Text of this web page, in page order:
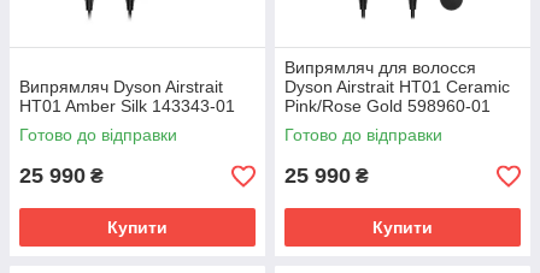
Випрямляч Dyson Airstrait
HT01 Amber Silk 143343-01
Готово до відправки
25 990 ₴
Купити
Випрямляч для волосся
Dyson Airstrait HT01 Ceramic
Pink/Rose Gold 598960-01
Готово до відправки
25 990 ₴
Купити